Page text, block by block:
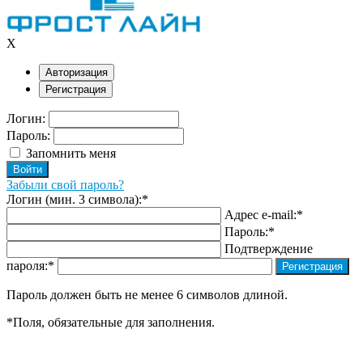
X
Авторизация
Регистрация
Логин:
Пароль:
Запомнить меня
Забыли свой пароль?
Логин (мин. 3 символа):*
Адрес e-mail:*
Пароль:*
Подтверждение
пароля:*
Пароль должен быть не менее 6 символов длиной.
*Поля, обязательные для заполнения.